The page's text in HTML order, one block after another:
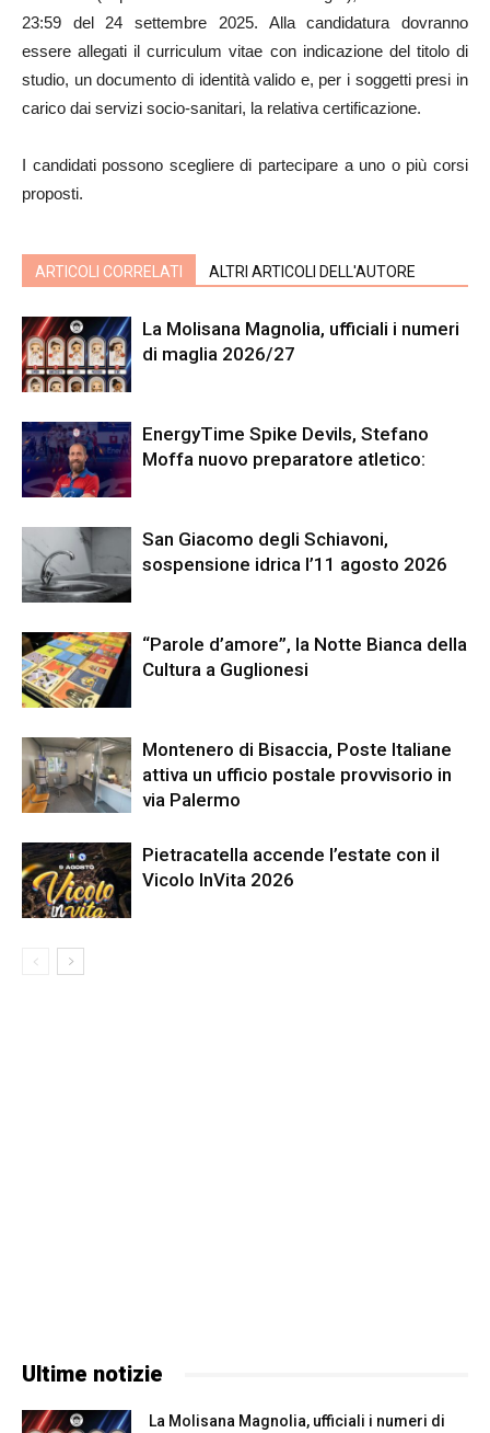
23:59 del 24 settembre 2025. Alla candidatura dovranno
essere allegati il curriculum vitae con indicazione del titolo di
studio, un documento di identità valido e, per i soggetti presi in
carico dai servizi socio-sanitari, la relativa certificazione.
I candidati possono scegliere di partecipare a uno o più corsi
proposti.
ARTICOLI CORRELATI ALTRI ARTICOLI DELL'AUTORE
La Molisana Magnolia, ufficiali i numeri
di maglia 2026/27
EnergyTime Spike Devils, Stefano
Moffa nuovo preparatore atletico:
San Giacomo degli Schiavoni,
sospensione idrica l’11 agosto 2026
“Parole d’amore”, la Notte Bianca della
Cultura a Guglionesi
Montenero di Bisaccia, Poste Italiane
attiva un ufficio postale provvisorio in
via Palermo
Pietracatella accende l’estate con il
Vicolo InVita 2026
Ultime notizie
La Molisana Magnolia, ufficiali i numeri di